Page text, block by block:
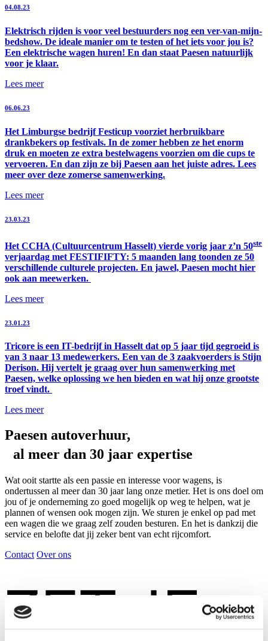
04.08.23
Elektrisch rijden is voor veel bestuurders nog een ver-van-mijn-
bedshow. De ideale manier om te testen of het iets voor jou is?
Een elektrische wagen huren! En dan staat Paesen natuurlijk
voor je klaar.
Lees meer
06.06.23
Het Limburgse bedrijf Festicup voorziet herbruikbare
drankbekers op festivals. In de zomer hebben ze het enorm
druk en moeten ze extra bestelwagens voorzien om die cups te
vervoeren. En dan zijn ze bij Paesen aan het juiste adres. Lees
meer over deze zomerse samenwerking.
Lees meer
23.03.23
Het CCHA (Cultuurcentrum Hasselt) vierde vorig jaar z’n 50ste
verjaardag met FESTIFIFTY: 5 maanden lang toonden ze 50
verschillende culturele projecten. En jawel, Paesen mocht hier
ook aan meewerken.
Lees meer
23.01.23
Tricore is een IT-bedrijf in Hasselt dat op 5 jaar tijd gegroeid is
van 3 naar 13 medewerkers. Een van de 3 zaakvoerders is Stijn
Derison. Hij vertelt je graag over hun samenwerking met
Paesen, welke oplossing we hen bieden en wat hij onze grootste
troef vindt.
Lees meer
Paesen autoverhuur,
al meer dan 30 jaar expertise
Wat ooit startte als een passie en interesse voor wagens, is
ondertussen al meer dan 30 jaar lang onze metier. Het is ons doel om
jou of je onderneming zo goed mogelijk op weg te helpen, wat je
plannen of wensen ook mogen zijn. We sturen je enkel op pad met
een wagen die we graag zelf zouden besturen. En het is dankzij die
service en belofte dat jij zeker bent van echt rijcomfort.
Contact Over ons